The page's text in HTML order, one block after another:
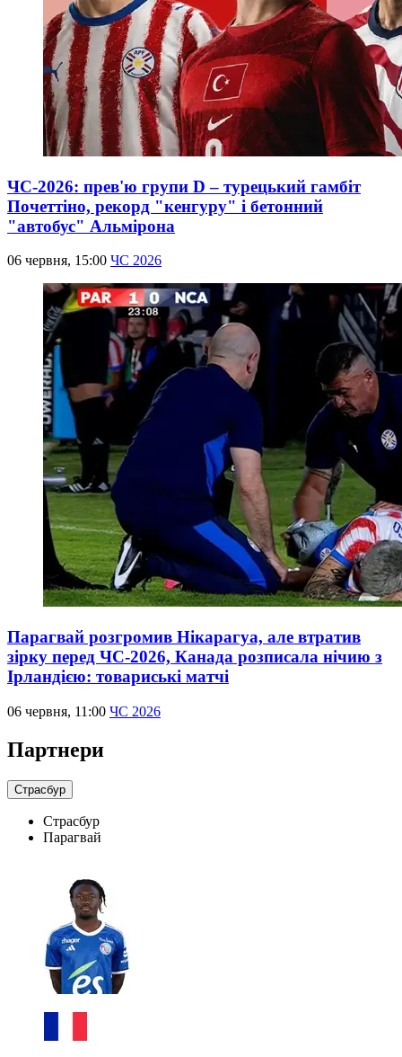
ЧС-2026: прев'ю групи D – турецький гамбіт
Почеттіно, рекорд "кенгуру" і бетонний
"автобус" Альмірона
06 червня, 15:00 ЧС 2026
Парагвай розгромив Нікарагуа, але втратив
зірку перед ЧС-2026, Канада розписала нічию з
Ірландією: товариські матчі
06 червня, 11:00 ЧС 2026
Партнери
Страсбур
Страсбур
Парагвай